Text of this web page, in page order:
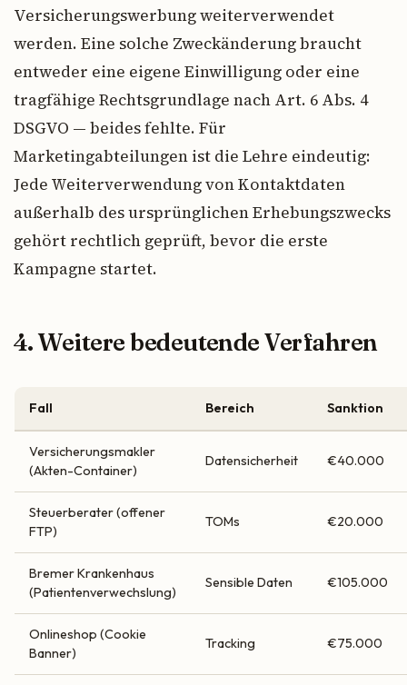
Versicherungswerbung weiterverwendet
werden. Eine solche Zweckänderung braucht
entweder eine eigene Einwilligung oder eine
tragfähige Rechtsgrundlage nach Art. 6 Abs. 4
DSGVO — beides fehlte. Für
Marketingabteilungen ist die Lehre eindeutig:
Jede Weiterverwendung von Kontaktdaten
außerhalb des ursprünglichen Erhebungszwecks
gehört rechtlich geprüft, bevor die erste
Kampagne startet.
4. Weitere bedeutende Verfahren
Fall Bereich Sanktion
Versicherungsmakler
(Akten-Container)
Datensicherheit €40.000
Steuerberater (offener
FTP)
TOMs €20.000
Bremer Krankenhaus
(Patientenverwechslung)
Sensible Daten €105.000
Onlineshop (Cookie
Banner)
Tracking €75.000